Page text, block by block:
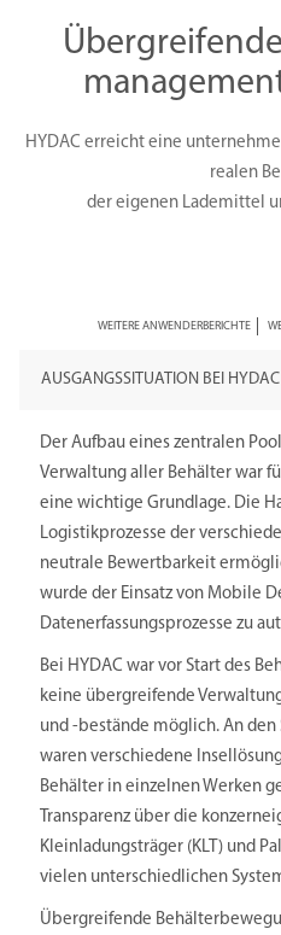
HYDAC erreicht eine
realen
der eigenen Lademittel
WEITERE ANWENDERBERICHTE
AUSGANGSSITUATION BEI HYDAC
Der Aufbau eines zentralen
Verwaltung aller Behälter war
eine wichtige Grundlage. Die
Logistikprozesse der
neutrale Bewertbarkeit
wurde der Einsatz von Mobile
Datenerfassungsprozesse zu
Bei HYDAC war vor Start des
keine übergreifende
und -bestände möglich. An den
waren verschiedene
Behälter in einzelnen Werken
Transparenz über die
Kleinladungsträger (KLT) und
vielen unterschiedlichen
Übergreifende